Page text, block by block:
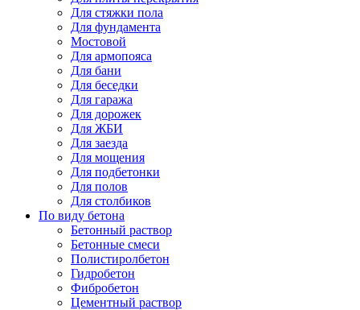
Для стяжки пола
Для фундамента
Мостовой
Для армопояса
Для бани
Для беседки
Для гаража
Для дорожек
Для ЖБИ
Для заезда
Для мощения
Для подбетонки
Для полов
Для столбиков
По виду бетона
Бетонный раствор
Бетонные смеси
Полистиролбетон
Гидробетон
Фибробетон
Цементный раствор